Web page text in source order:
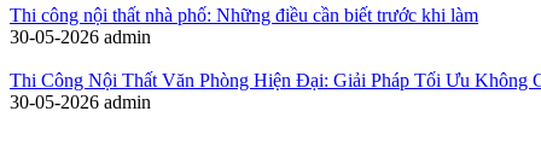
Thi công nội thất nhà phố: Những điều cần biết trước khi làm
30-05-2026 admin
Thi Công Nội Thất Văn Phòng Hiện Đại: Giải Pháp Tối Ưu Không
30-05-2026 admin